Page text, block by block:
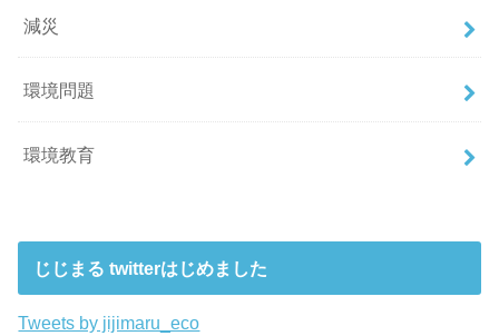
減災
環境問題
環境教育
じじまる twitterはじめました
Tweets by jijimaru_eco